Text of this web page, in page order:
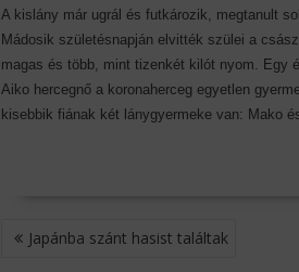
A kislány már ugrál és futkározik, megtanult
Mádosik születésnapján elvitték szülei a
magas és több, mint tizenkét kilót nyom. Egy
Aiko hercegnő a koronaherceg egyetlen
kisebbik fiának két lánygyermeke van: Mako
BEJEGYZÉS
NAVIGÁCIÓ
Japánba szánt hasist találtak